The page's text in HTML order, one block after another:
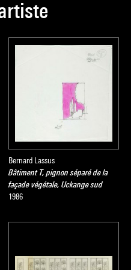
Bernard Lassus
Bâtiment T, pignon séparé de la
façade végétale, Uckange sud
1986